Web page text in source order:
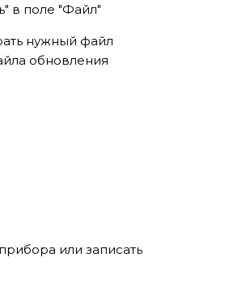
в поле "Файл"
нужный файл
обновления
или записать